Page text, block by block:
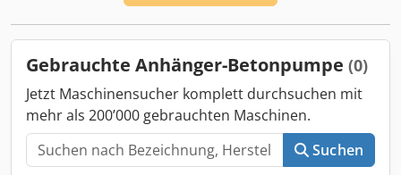
Gebrauchte Anhänger-Betonpumpe (0)
Jetzt Maschinensucher komplett durchsuchen mit
mehr als 200’000 gebrauchten Maschinen.
Suchen